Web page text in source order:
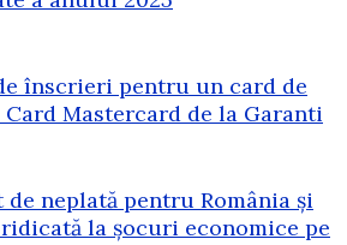
înscrieri pentru un card de
Mastercard de la Garanti
de neplată pentru România și
la șocuri economice pe